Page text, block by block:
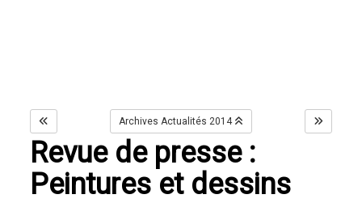
Archives Actualités 2014
Revue de presse :
Peintures et dessins